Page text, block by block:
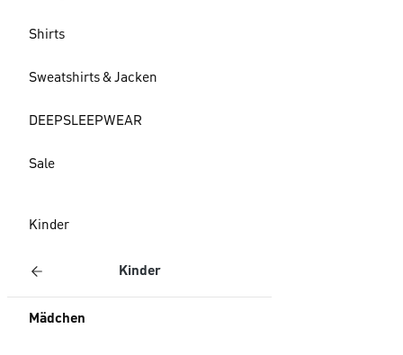
Shirts
Sweatshirts & Jacken
DEEPSLEEPWEAR
Sale
Kinder
Kinder
Mädchen